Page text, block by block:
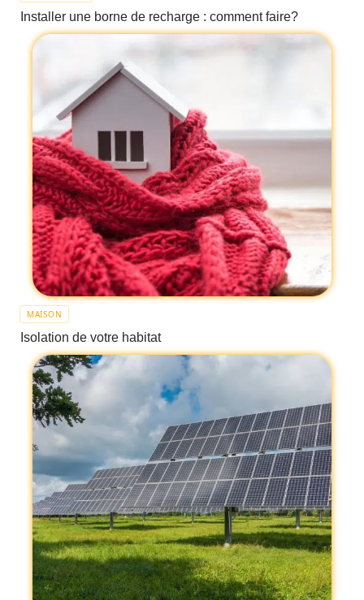
Installer une borne de recharge : comment faire?
MAISON
Isolation de votre habitat